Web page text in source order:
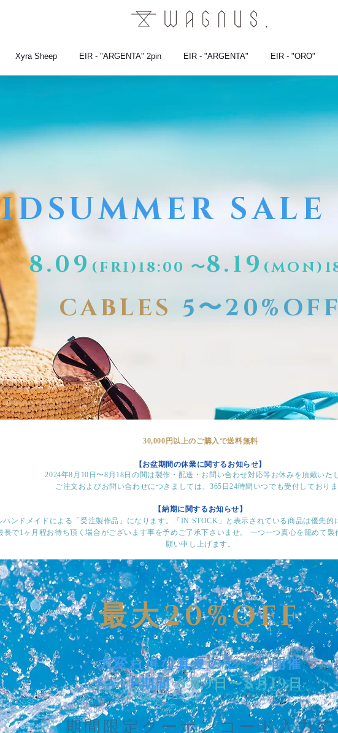
8.09 (FRI)18:00 〜8.19
CABLES 5〜
30,000円以上のご購入で送料無料​
【お盆期間の休業に関するお知らせ】
2024年8月10日〜8月18日の間は製作・配送・お問い合わせ対応等お休みを頂戴いた
ご注文およびお問い合わせにつきましては、365日24時間いつでも受付しており
【納期に関するお知らせ】
ハンドメイドによる「受注製作品」になります。「IN STOCK」と表示されている商品は優先
長で1ヶ月程お待ち頂く場合がございます事を予めご了承下さいませ。 一つ一つ真心を籠めて
願い申し上げます。
最大20%OFF
大変お得な真夏のセール開催
SALE期間 8月9日〜8月19日
期間限定クーポンコード入力で
Xyra Sheep EIR - "ARGENTA" 2pin EIR - "ARGENTA" EIR - "ORO"